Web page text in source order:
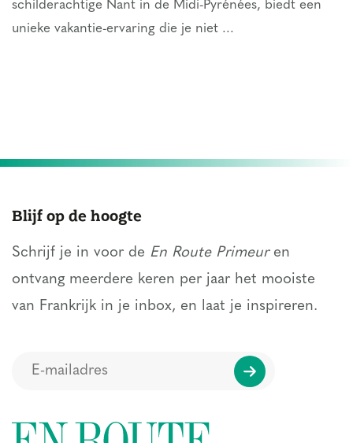
schilderachtige Nant in de Midi-Pyrénées, biedt een
unieke vakantie-ervaring die je niet ...
Blijf op de hoogte
Schrijf je in voor de En Route Primeuren
ontvang meerdere keren per jaar het mooiste
van Frankrijk in je inbox, en laat je inspireren.